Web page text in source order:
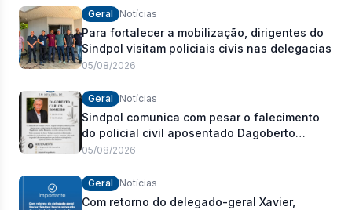
Geral Notícias
Para fortalecer a mobilização, dirigentes do
Sindpol visitam policiais civis nas delegacias
05/08/2026
Geral Notícias
Sindpol comunica com pesar o falecimento
do policial civil aposentado Dagoberto
Carlos Romeiro
05/08/2026
Geral Notícias
Com retorno do delegado-geral Xavier,